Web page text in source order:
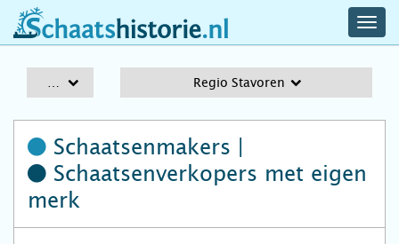
schaatshistorie.nl
Regio Stavoren
Schaatsenmakers |
Schaatsenverkopers met eigen
merk